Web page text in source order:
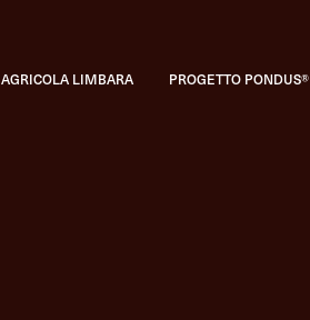
AGRICOLA LIMBARA PROGETTO PONDUS®